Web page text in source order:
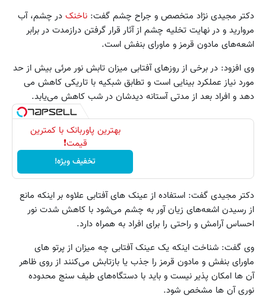
دکتر مجیدی نژاد متخصص و جراح چشم گفت: ناخنک در چشم، آب
مروارید و در نهایت تخلیه چشم از آثار قرار گرفتن درازمدت در برابر
اشعه‌های مادون قرمز و ماورای بنفش است.
وی افزود: در برخی از روزهای آفتابی میزان تابش نور مرئی بیش از حد
مورد نیاز عملکرد بینایی است و تطابق شبکیه با تاریکی کاهش می
دهد و افراد بعد از مدتی آستانه دیدشان در شب کاهش می‌یابد.
بهترین پاوربانک با کمترین
قیمت❗
تخفیف ویژه!
دکتر مجیدی گفت: استفاده از عینک های آفتابی علاوه بر اینکه مانع
از رسیدن اشعه‌های زیان آور به چشم می‌شود با کاهش شدت نور
احساس آرامش و راحتی را برای افراد به همراه دارد.
وی گفت: شناخت اینکه یک عینک آفتابی چه میزان از پرتو های
ماورای بنفش و مادون قرمز را جذب یا بازتابش می‌کنند از روی ظاهر
آن ها امکان پذیر نیست و باید با دستگاه‌های طیف سنج محدوده
نوری آن ها مشخص شود.